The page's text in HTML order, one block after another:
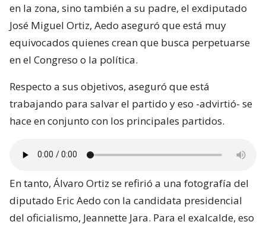
en la zona, sino también a su padre, el exdiputado
José Miguel Ortiz, Aedo aseguró que está muy
equivocados quienes crean que busca perpetuarse
en el Congreso o la política.
Respecto a sus objetivos, aseguró que está
trabajando para salvar el partido y eso -advirtió- se
hace en conjunto con los principales partidos.
En tanto, Álvaro Ortiz se refirió a una fotografía del
diputado Eric Aedo con la candidata presidencial
del oficialismo, Jeannette Jara. Para el exalcalde, eso